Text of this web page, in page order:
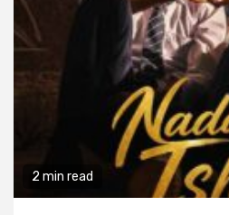
2 min read